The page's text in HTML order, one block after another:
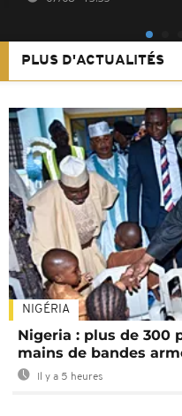
PLUS D'ACTUALITÉS
NIGÉRIA
Nigeria : plus de 300
mains de bandes
Il y a 5 heures